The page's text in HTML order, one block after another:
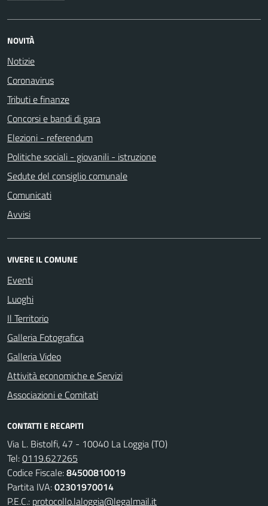
NOVITÀ
Notizie
Coronavirus
Tributi e finanze
Concorsi e bandi di gara
Elezioni - referendum
Politiche sociali - giovanili - istruzione
Sedute del consiglio comunale
Comunicati
Avvisi
VIVERE IL COMUNE
Eventi
Luoghi
Il Territorio
Galleria Fotografica
Galleria Video
Attività economiche e Servizi
Associazioni e Comitati
CONTATTI E RECAPITI
Via L. Bistolfi, 47 - 10040 La Loggia (TO)
Tel:0119.627265
Codice Fiscale:84500810019
Partita IVA:02301970014
P.E.C.: protocollo.laloggia@legalmail.it